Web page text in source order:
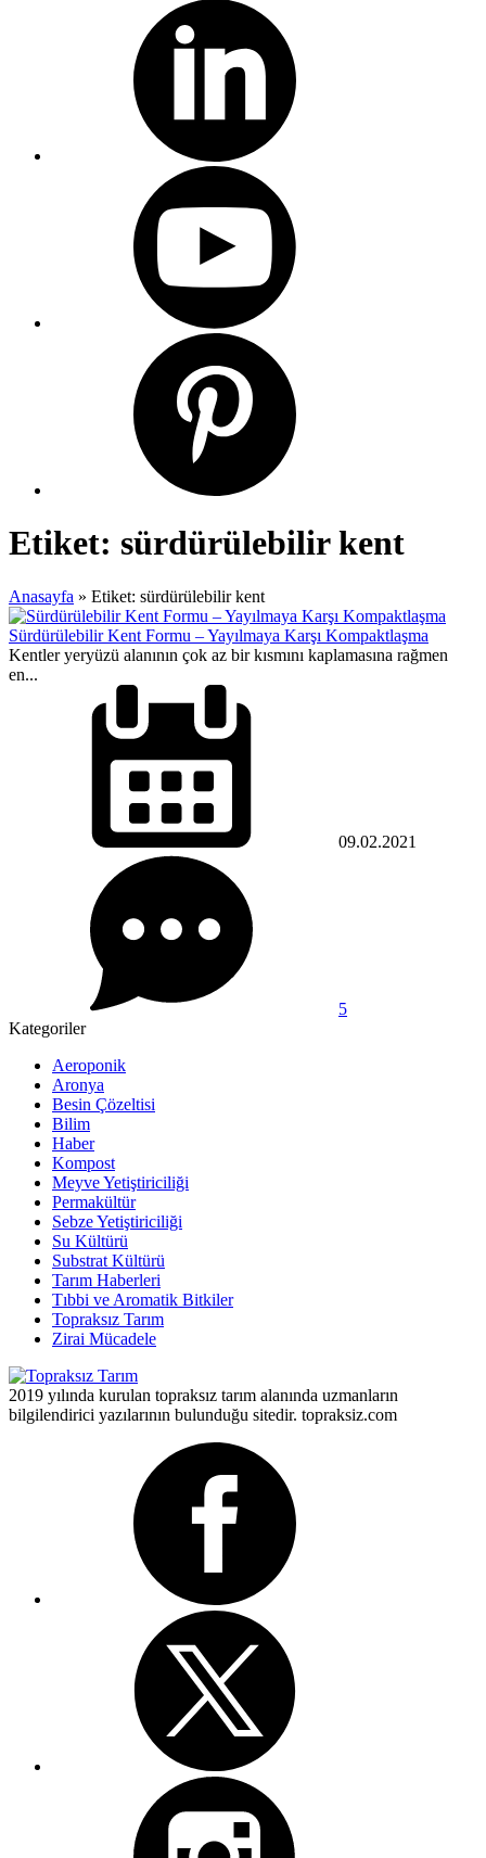
Etiket: sürdürülebilir kent
Anasayfa » Etiket: sürdürülebilir kent
Sürdürülebilir Kent Formu – Yayılmaya Karşı Kompaktlaşma
Kentler yeryüzü alanının çok az bir kısmını kaplamasına rağmen
en...
09.02.2021
5
Kategoriler
Aeroponik
Aronya
Besin Çözeltisi
Bilim
Haber
Kompost
Meyve Yetiştiriciliği
Permakültür
Sebze Yetiştiriciliği
Su Kültürü
Substrat Kültürü
Tarım Haberleri
Tıbbi ve Aromatik Bitkiler
Topraksız Tarım
Zirai Mücadele
2019 yılında kurulan topraksız tarım alanında uzmanların
bilgilendirici yazılarının bulunduğu sitedir. topraksiz.com